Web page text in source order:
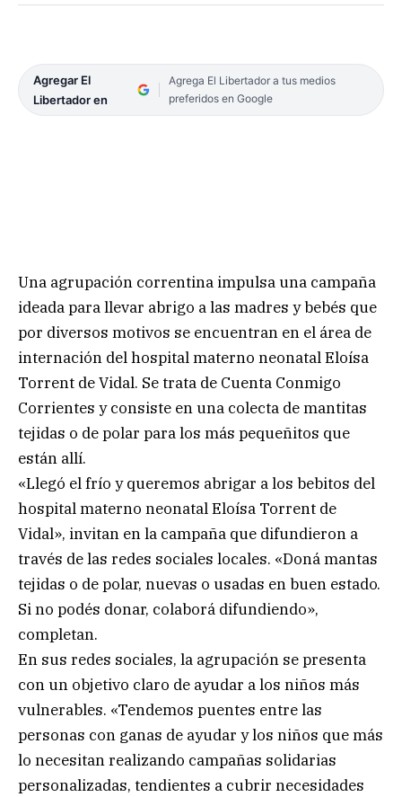
Agregar El
Libertador en
Agrega El Libertador a tus medios
preferidos en Google
Una agrupación correntina impulsa una campaña
ideada para llevar abrigo a las madres y bebés que
por diversos motivos se encuentran en el área de
internación del hospital materno neonatal Eloísa
Torrent de Vidal. Se trata de Cuenta Conmigo
Corrientes y consiste en una colecta de mantitas
tejidas o de polar para los más pequeñitos que
están allí.
«Llegó el frío y queremos abrigar a los bebitos del
hospital materno neonatal Eloísa Torrent de
Vidal», invitan en la campaña que difundieron a
través de las redes sociales locales. «Doná mantas
tejidas o de polar, nuevas o usadas en buen estado.
Si no podés donar, colaborá difundiendo»,
completan.
En sus redes sociales, la agrupación se presenta
con un objetivo claro de ayudar a los niños más
vulnerables. «Tendemos puentes entre las
personas con ganas de ayudar y los niños que más
lo necesitan realizando campañas solidarias
personalizadas, tendientes a cubrir necesidades